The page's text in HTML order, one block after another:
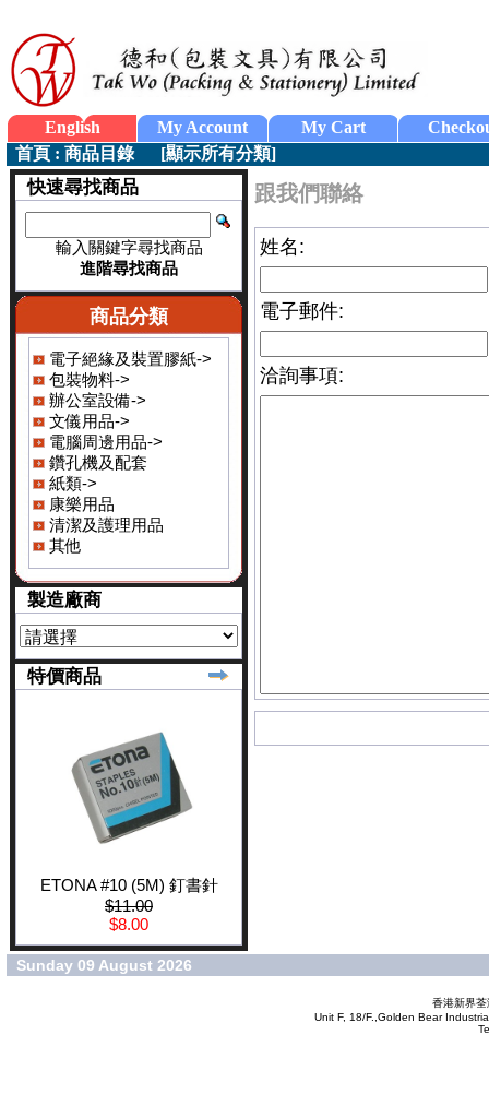
English My Account My Cart
首頁 : 商品目錄[顯示所有分類]
快速尋找商品
輸入關鍵字尋找商品
進階尋找商品
商品分類
電子絕緣及裝置膠紙->
包裝物料->
辦公室設備->
文儀用品->
電腦周邊用品->
鑽孔機及配套
紙類->
康樂用品
清潔及護理用品
其他
製造廠商
特價商品
ETONA #10 (5M) 釘書針
$11.00
$8.00
跟我們聯絡
姓名:
電子郵件:
洽詢事項:
Sunday 09 August 2026
香港新界
Unit F, 18/F.,Golden Bear